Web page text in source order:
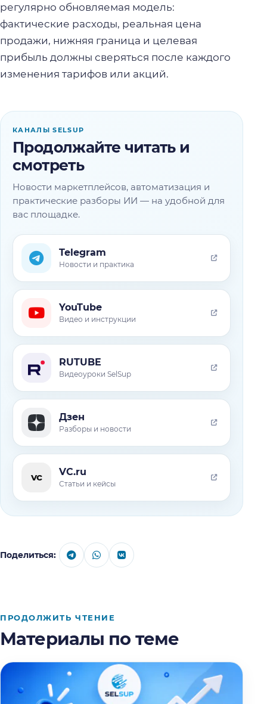
регулярно обновляемая модель:
фактические расходы, реальная цена
продажи, нижняя граница и целевая
прибыль должны сверяться после каждого
изменения тарифов или акций.
КАНАЛЫ SELSUP
Продолжайте читать и
смотреть
Новости маркетплейсов, автоматизация и
практические разборы ИИ — на удобной для
вас площадке.
Telegram
Новости и практика
YouTube
Видео и инструкции
RUTUBE
Видеоуроки SelSup
Дзен
Разборы и новости
vc VC.ru
Статьи и кейсы
Поделиться:
ПРОДОЛЖИТЬ ЧТЕНИЕ
Материалы по теме